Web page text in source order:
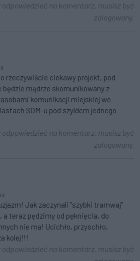
odpowiedzieć na komentarz, musisz być
zalogowany.
rzeczywiście ciekawy projekt, pod
będzie mądrze skomunikowany z
komunikacji miejskiej we
SOM-u pod szyldem jednego
odpowiedzieć na komentarz, musisz być
zalogowany.
Jak zaczynali "szybki tramwaj"
a teraz pędzimy od pęknięcia, do
nie ma! Ucichło, przyschło,
kolej!!!
odpowiedzieć na komentarz, musisz być